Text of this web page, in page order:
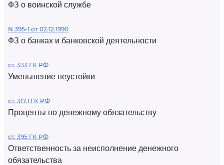
ФЗ о воинской службе
N 395-1 от 02.12.1990
ФЗ о банках и банковской деятельности
ст. 333 ГК РФ
Уменьшение неустойки
ст. 317.1 ГК РФ
Проценты по денежному обязательству
ст. 395 ГК РФ
Ответственность за неисполнение денежного
обязательства